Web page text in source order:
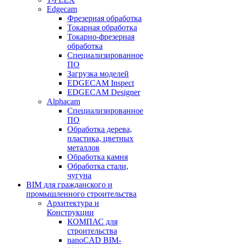
Edgecam
Фрезерная обработка
Токарная обработка
Токарно-фрезерная
обработка
Специализированное
ПО
Загрузка моделей
EDGECAM Inspect
EDGECAM Designer
Alphacam
Специализированное
ПО
Обработка дерева,
пластика, цветных
металлов
Обработка камня
Обработка стали,
чугуна
BIM для гражданского и
промышленного строительства
Архитектура и
Конструкции
КОМПАС для
строительства
nanoCAD BIM-